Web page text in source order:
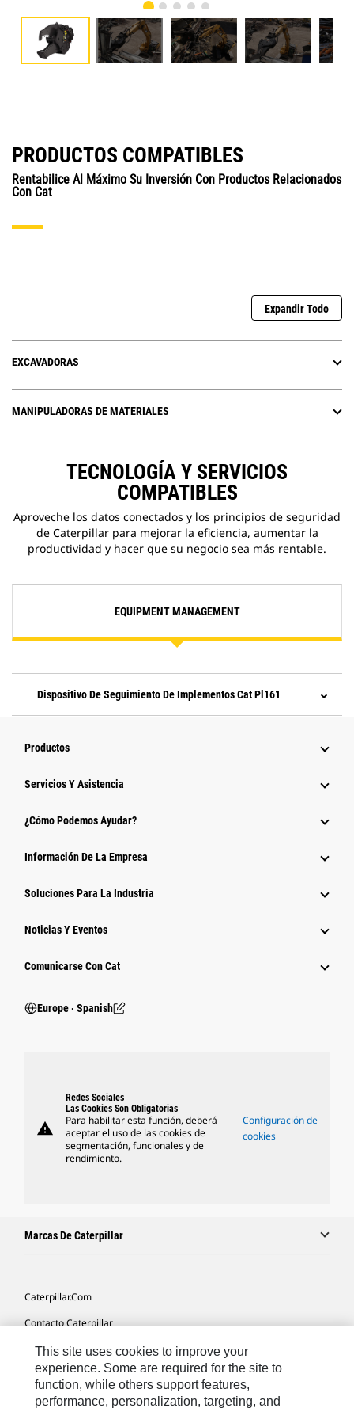
PRODUCTOS COMPATIBLES
Rentabilice Al Máximo Su Inversión Con Productos Relacionados
Con Cat
Expandir Todo
EXCAVADORAS
MANIPULADORAS DE MATERIALES
TECNOLOGÍA Y SERVICIOS
COMPATIBLES
Aproveche los datos conectados y los principios de seguridad
de Caterpillar para mejorar la eficiencia, aumentar la
productividad y hacer que su negocio sea más rentable.
EQUIPMENT MANAGEMENT
Dispositivo De Seguimiento De Implementos Cat Pl161
Productos
Servicios Y Asistencia
¿Cómo Podemos Ayudar?
Información De La Empresa
Soluciones Para La Industria
Noticias Y Eventos
Comunicarse Con Cat
Europe ‧ Spanish
warning
Redes Sociales
Las Cookies Son Obligatorias
Para habilitar esta función, deberá
aceptar el uso de las cookies de
segmentación, funcionales y de
rendimiento.
Configuración de
cookies
Marcas De Caterpillar
Caterpillar.com
Contacto Caterpillar
Mis Preferencias De Marketing
Mapa Del Sitio
Cookie Settings
This site uses cookies to improve your
experience. Some are required for the site to
function, while others support features,
performance, personalization, targeting, and